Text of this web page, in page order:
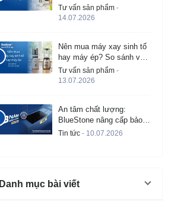
mua 2026
Tư vấn sản phẩm -
14.07.2026
Nên mua máy xay sinh tố
hay máy ép? So sánh và
tư vấn chi tiết
Tư vấn sản phẩm -
13.07.2026
An tâm chất lượng:
BlueStone nâng cấp bảo
hành bếp từ âm lên đến 3
Tin tức - 10.07.2026
Danh mục bài viết